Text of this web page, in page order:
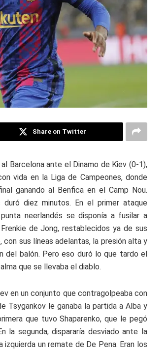
Share on Twitter
Barcelona ante el Dinamo de Kiev (0-1),
vida en la Liga de Campeones, donde
ganando al Benfica en el Camp Nou.
diez minutos. En el primer ataque
neerlandés se disponía a fusilar a
de Jong, restablecidos ya de sus
sus líneas adelantas, la presión alta y
del balón. Pero eso duró lo que tardo el
que se llevaba el diablo.
en un conjunto que contragolpeaba con
Tsygankov le ganaba la partida a Alba y
que tuvo Shaparenko, que le pegó
la segunda, dispararía desviado ante la
un remate de De Pena. Eran los